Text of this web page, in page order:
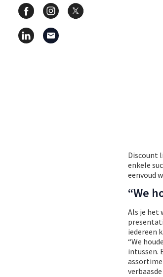
Discount
enkele
eenvoud
“We
Als je het
iedereen
“We
intussen.